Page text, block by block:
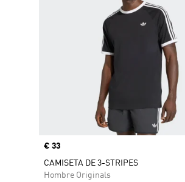
Precio
€ 33
CAMISETA DE 3-STRIPES
Hombre Originals